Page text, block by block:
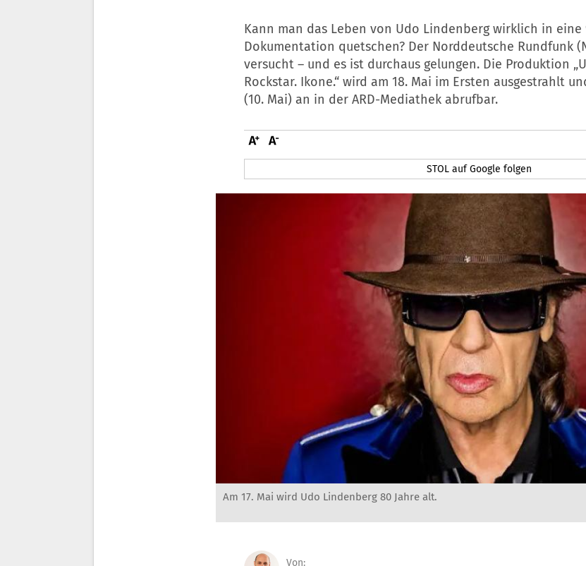
Kann man das Leben von Udo Lindenberg wirklich in eine
Dokumentation quetschen? Der Norddeutsche Rundfunk
versucht – und es ist durchaus gelungen. Die Produktion
Rockstar. Ikone.“ wird am 18. Mai im Ersten ausgestrahlt
(10. Mai) an in der ARD-Mediathek abrufbar.
STOL auf Google folgen
Am 17. Mai wird Udo Lindenberg 80 Jahre alt.
Von: